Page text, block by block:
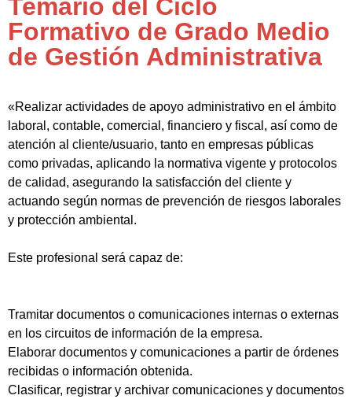
Temario del Ciclo
Formativo de Grado Medio
de Gestión Administrativa
«Realizar actividades de apoyo administrativo en el ámbito
laboral, contable, comercial, financiero y fiscal, así como de
atención al cliente/usuario, tanto en empresas públicas
como privadas, aplicando la normativa vigente y protocolos
de calidad, asegurando la satisfacción del cliente y
actuando según normas de prevención de riesgos laborales
y protección ambiental.
Este profesional será capaz de:
Tramitar documentos o comunicaciones internas o externas
en los circuitos de información de la empresa.
Elaborar documentos y comunicaciones a partir de órdenes
recibidas o información obtenida.
Clasificar, registrar y archivar comunicaciones y documentos